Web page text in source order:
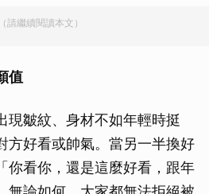
請繼續閱讀本文）
值
現皺紋、身材不如年輕時挺
方好看或帥氣。當另一半換好
你看你，還是這麼好看，跟年